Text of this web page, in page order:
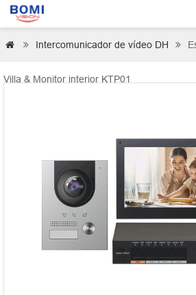
  Intercomunicador de vídeo DH 
Villa & Monitor interior KTP01